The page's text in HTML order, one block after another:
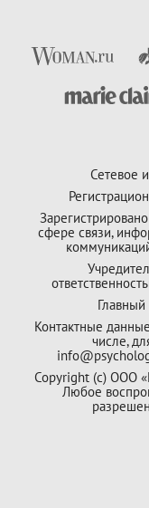
Сетевое
сфере связи,
Контактные
числе,
Copyright (с) ООО
Любое